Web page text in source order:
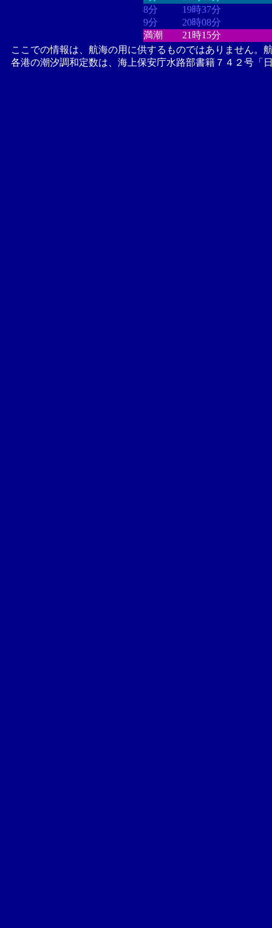
8分
19時37分
9分
20時08分
満潮
21時15分
ここでの情報は、航海の用に供するものではありません。
各港の潮汐調和定数は、海上保安庁水路部書籍７４２号「